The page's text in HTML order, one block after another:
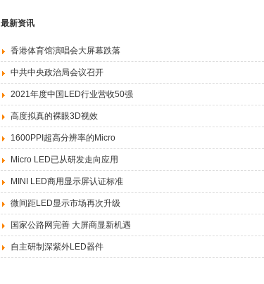
最新资讯
香港体育馆演唱会大屏幕跌落
中共中央政治局会议召开
2021年度中国LED行业营收50强
高度拟真的裸眼3D视效
1600PPI超高分辨率的Micro
Micro LED已从研发走向应用
MINI LED商用显示屏认证标准
微间距LED显示市场再次升级
国家公路网完善 大屏商显新机遇
自主研制深紫外LED器件